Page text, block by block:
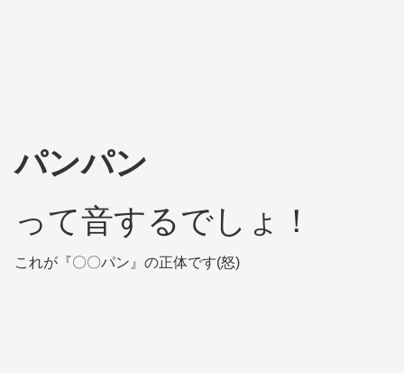
パンパン
って音するでしょ！
これが『〇〇パン』の正体です(怒)